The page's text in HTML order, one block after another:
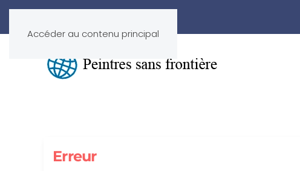
Accéder au contenu principal
Erreur